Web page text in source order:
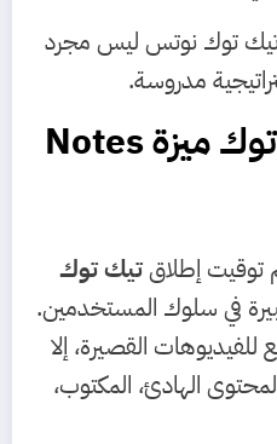
توك نوتس ليس مجرد
مدروسة.
لماذا أطلق تيك توك ميزة Notes
توقيت إطلاقتيك توك
في سلوك المستخدمين.
للفيديوهات القصيرة، إلا
الهادئ، المكتوب،